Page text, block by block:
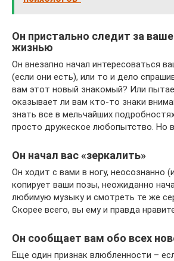
Он пристально следит за
жизнью
Он внезапно начал интересоваться
(если они есть), или то и дело
вам этот новый знакомый? Или
оказывает ли вам кто-то знаки
знать все в мельчайших
просто дружеское любопытство. Но
Он начал вас «зеркалить»
Он ходит с вами в ногу, неосознанно
копирует ваши позы, неожиданно
любимую музыку и смотреть те же
Скорее всего, вы ему и правда
Он сообщает вам обо всех
Еще один признак влюбленности –